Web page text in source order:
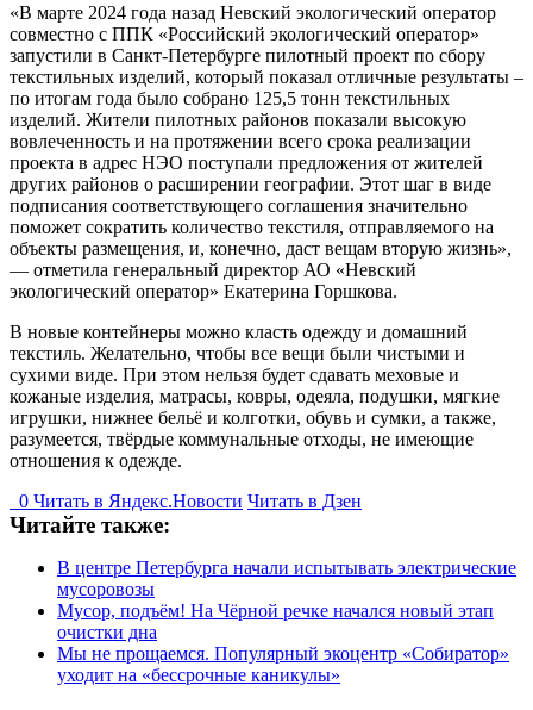
«В марте 2024 года назад Невский экологический оператор
совместно с ППК «Российский экологический оператор»
запустили в Санкт-Петербурге пилотный проект по сбору
текстильных изделий, который показал отличные результаты –
по итогам года было собрано 125,5 тонн текстильных
изделий. Жители пилотных районов показали высокую
вовлеченность и на протяжении всего срока реализации
проекта в адрес НЭО поступали предложения от жителей
других районов о расширении географии. Этот шаг в виде
подписания соответствующего соглашения значительно
поможет сократить количество текстиля, отправляемого на
объекты размещения, и, конечно, даст вещам вторую жизнь»,
— отметила генеральный директор АО «Невский
экологический оператор» Екатерина Горшкова.
В новые контейнеры можно класть одежду и домашний
текстиль. Желательно, чтобы все вещи были чистыми и
сухими виде. При этом нельзя будет сдавать меховые и
кожаные изделия, матрасы, ковры, одеяла, подушки, мягкие
игрушки, нижнее бельё и колготки, обувь и сумки, а также,
разумеется, твёрдые коммунальные отходы, не имеющие
отношения к одежде.
0 Читать в Яндекс.Новости Читать в Дзен
Читайте также:
В центре Петербурга начали испытывать электрические
мусоровозы
Мусор, подъём! На Чёрной речке начался новый этап
очистки дна
Мы не прощаемся. Популярный экоцентр «Собиратор»
уходит на «бессрочные каникулы»